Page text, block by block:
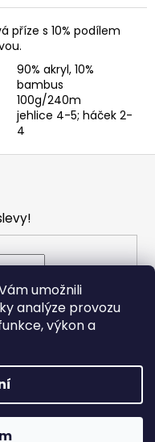
umožnili
analýze provozu
výkon a
příze s 10% podílem
90% akryl, 10%
bambus
100g/240m
jehlice 4-5; háček 2-
4
podmínkami
práva vyhrazena.